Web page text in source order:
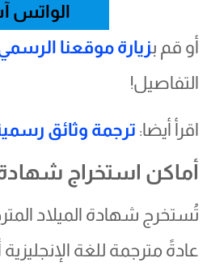
الواتس
أو قم ب زيارة موقعنا الرسمي
التفاصيل!
اقرأ أيضا:ترجمة وثائق
أماكن استخراج شهادة
تُستخرج شهادة الميلاد
عادةً مترجمة للغة